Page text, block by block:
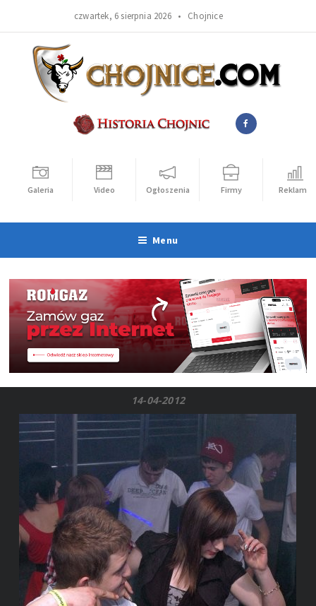
czwartek, 6 sierpnia 2026 • Chojnice
Galeria Video Ogłoszenia Firmy Reklama
Menu
14-04-2012